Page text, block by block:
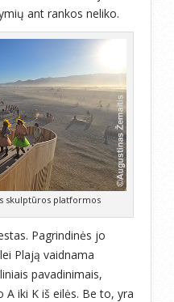
ant rankos neliko.
skulptūros platformos
Pagrindinės jo
Plają vaidnama
pavadinimais,
A iki K iš eilės. Be to, yra